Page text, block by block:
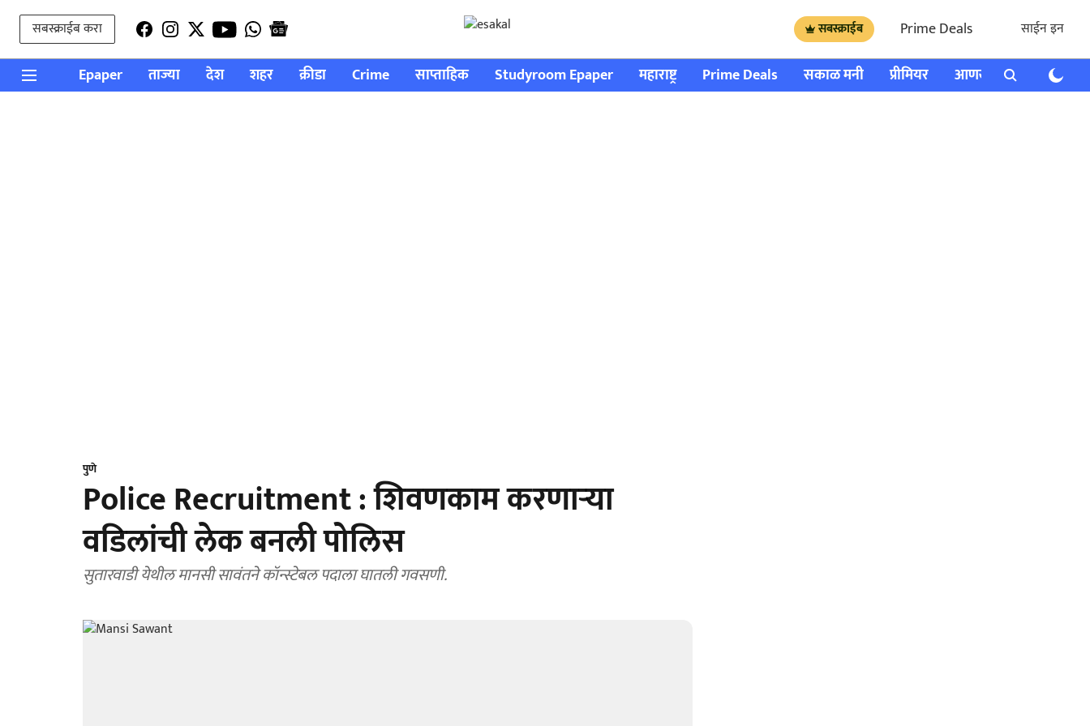
सबस्क्राईब करा सबस्क्राईब Prime Deals साईन इन
Epaper ताज्या देश शहर क्रीडा Crime साप्ताहिक Studyroom Epaper महाराष्ट्र Prime Deals सकाळ मनी प्रीमियर आणखी राशी भविष्य
पुणे
Police Recruitment : शिवणकाम करणाऱ्या
वडिलांची लेक बनली पोलिस
सुतारवाडी येथील मानसी सावंतने कॉन्स्टेबल पदाला घातली गवसणी.